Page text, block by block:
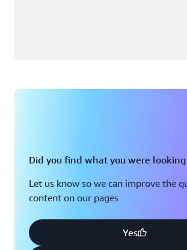
Did you find what you were
Let us know so we can improve the
content on our pages
Yes